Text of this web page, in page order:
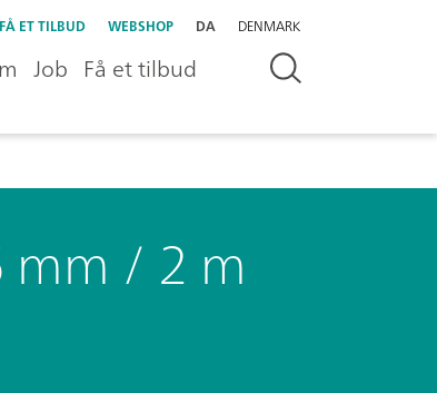
FÅ ET TILBUD WEBSHOP DA DENMARK
Job Få et tilbud
/ 2 m